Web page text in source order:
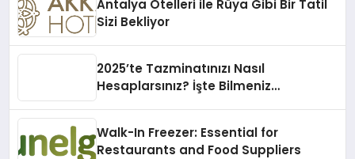
Antalya Otelleri ile Rüya Gibi Bir Tatil
Sizi Bekliyor
2025’te Tazminatınızı Nasıl
Hesaplarsınız? İşte Bilmeniz
Walk-In Freezer: Essential for
Restaurants and Food Suppliers